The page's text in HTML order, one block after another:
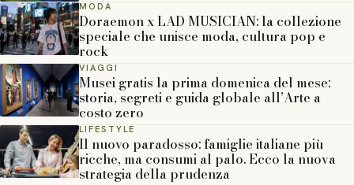
MODA
Doraemon x LAD MUSICIAN: la collezione
speciale che unisce moda, cultura pop e
rock
VIAGGI
Musei gratis la prima domenica del mese:
storia, segreti e guida globale all’Arte a
costo zero
LIFESTYLE
Il nuovo paradosso: famiglie italiane più
ricche, ma consumi al palo. Ecco la nuova
strategia della prudenza